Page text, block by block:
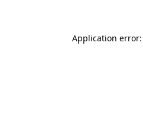
Application